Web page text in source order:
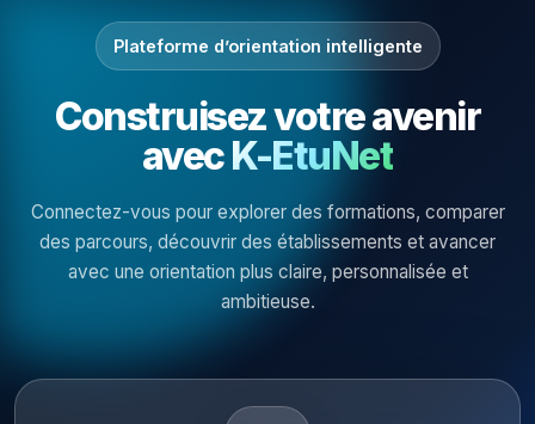
Plateforme d’orientation intelligente
Construisez votre avenir
avecK-EtuNet
Connectez-vous pour explorer des formations, comparer
des parcours, découvrir des établissements et avancer
avec une orientation plus claire, personnalisée et
ambitieuse.